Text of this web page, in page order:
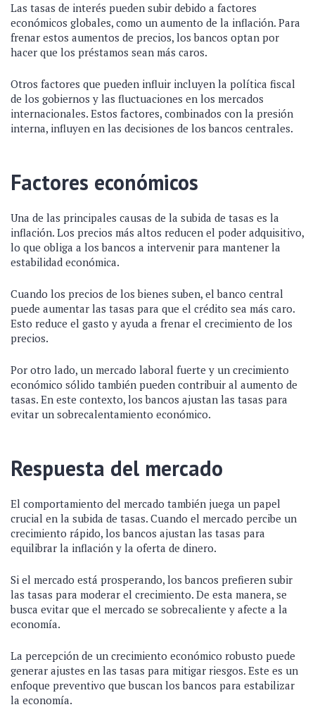
Las tasas de interés pueden subir debido a factores
económicos globales, como un aumento de la inflación. Para
frenar estos aumentos de precios, los bancos optan por
hacer que los préstamos sean más caros.
Otros factores que pueden influir incluyen la política fiscal
de los gobiernos y las fluctuaciones en los mercados
internacionales. Estos factores, combinados con la presión
interna, influyen en las decisiones de los bancos centrales.
Factores económicos
Una de las principales causas de la subida de tasas es la
inflación. Los precios más altos reducen el poder adquisitivo,
lo que obliga a los bancos a intervenir para mantener la
estabilidad económica.
Cuando los precios de los bienes suben, el banco central
puede aumentar las tasas para que el crédito sea más caro.
Esto reduce el gasto y ayuda a frenar el crecimiento de los
precios.
Por otro lado, un mercado laboral fuerte y un crecimiento
económico sólido también pueden contribuir al aumento de
tasas. En este contexto, los bancos ajustan las tasas para
evitar un sobrecalentamiento económico.
Respuesta del mercado
El comportamiento del mercado también juega un papel
crucial en la subida de tasas. Cuando el mercado percibe un
crecimiento rápido, los bancos ajustan las tasas para
equilibrar la inflación y la oferta de dinero.
Si el mercado está prosperando, los bancos prefieren subir
las tasas para moderar el crecimiento. De esta manera, se
busca evitar que el mercado se sobrecaliente y afecte a la
economía.
La percepción de un crecimiento económico robusto puede
generar ajustes en las tasas para mitigar riesgos. Este es un
enfoque preventivo que buscan los bancos para estabilizar
la economía.